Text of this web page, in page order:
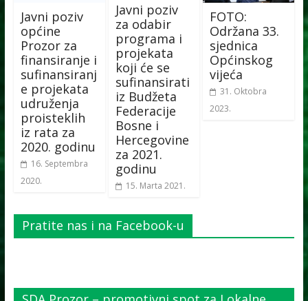
Javni poziv
općine
Prozor za
finansiranje i
sufinansiranj
e projekata
udruženja
proisteklih
iz rata za
2020. godinu
16. Septembra
2020.
Javni poziv
za odabir
programa i
projekata
koji će se
sufinansirati
iz Budžeta
Federacije
Bosne i
Hercegovine
za 2021.
godinu
15. Marta 2021.
FOTO:
Održana 33.
sjednica
Općinskog
vijeća
31. Oktobra
2023.
Pratite nas i na Facebook-u